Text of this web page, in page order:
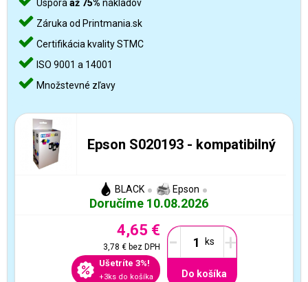
Úspora až 75% nákladov
Záruka od Printmania.sk
Certifikácia kvality STMC
ISO 9001 a 14001
Množstevné zľavy
Epson S020193 - kompatibilný
BLACK Epson
Doručíme 10.08.2026
4,65 €
3,78 €bez DPH
Ušetríte 3%!
+3ks do košíka
- +
Do košíka